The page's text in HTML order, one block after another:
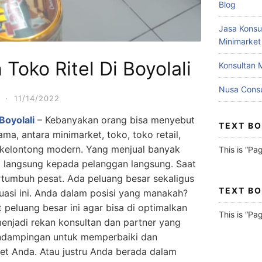
Ritel Di Boyolali
· 11/14/2022
– Kebanyakan orang bisa menyebut
antara minimarket, toko, toko retail,
modern. Yang menjual banyak
kepada pelanggan langsung. Saat
pesat. Ada peluang besar sekaligus
ini. Anda dalam posisi yang manakah?
peluang besar ini agar bisa di optimalkan
rekan konsultan dan partner yang
untuk memperbaiki dan
Anda. Atau justru Anda berada dalam
Blog
Jasa
Minimarket
Konsultan
Nusa
TEXT
This is
TEXT
This is